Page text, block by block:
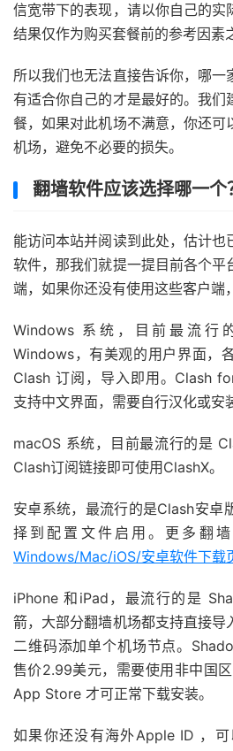
信宽带下的表现，请以你自己的实
结果仅作为购买套餐前的参考因素
所以我们也无法直接告诉你，哪一
有适合你自己的才是最好的。我们
餐，如果对此机场不满意，你还可
机场，避免不必要的损失。
翻墙软件应该选择哪一个
能访问本站并阅读到此处，估计也
软件，那我们就提一提目前各个平
端，如果你还没有使用这些客户端
Windows 系统，目前最流行
Windows，有美观的用户界面，
Clash 订阅，导入即用。Clash
支持中文界面，需要自行汉化或安
macOS 系统，目前最流行的是
Clash订阅链接即可使用ClashX。
安卓系统，最流行的是Clash安卓
择到配置文件启用。更多翻
Windows/Mac/iOS/安卓软件下载
iPhone 和iPad，最流行的是
箭，大部分翻墙机场都支持直接导
二维码添加单个机场节点。
售价2.99美元，需要使用非中国
App Store 才可正常下载安装。
如果你还没有海外Apple ID ，